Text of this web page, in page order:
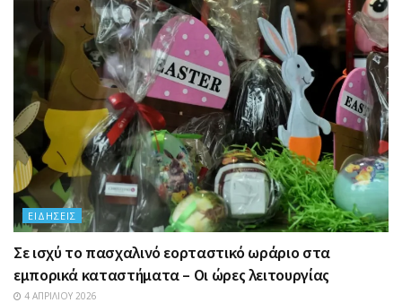
ΕΙΔΉΣΕΙΣ
Σε ισχύ το πασχαλινό εορταστικό ωράριο στα
εμπορικά καταστήματα – Οι ώρες λειτουργίας
4 ΑΠΡΙΛΊΟΥ 2026